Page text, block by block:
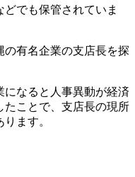
でも保管されていま
有名企業の支店長を探
なると人事異動が経済
たことで、支店長の現所
ます。